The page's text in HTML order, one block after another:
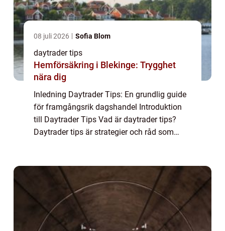
08 juli 2026 Sofia Blom
daytrader tips
Hemförsäkring i Blekinge: Trygghet
nära dig
Inledning Daytrader Tips: En grundlig guide
för framgångsrik dagshandel Introduktion
till Daytrader Tips Vad är daytrader tips?
Daytrader tips är strategier och råd som
aktiemarknaden...